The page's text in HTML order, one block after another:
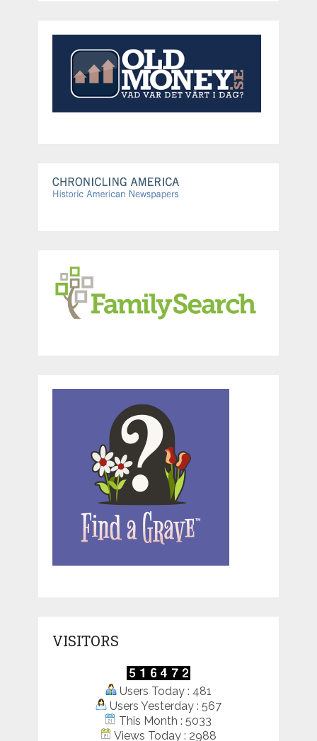
VISITORS
Users Today : 481
Users Yesterday : 567
This Month : 5033
Views Today : 2988